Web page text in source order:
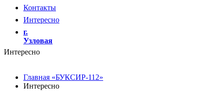
Контакты
Интересно
г.
Узловая
Интересно
Главная «БУКСИР-112»
Интересно